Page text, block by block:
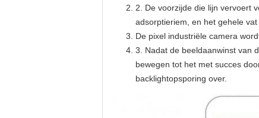
2. De voorzijde die lijn vervoert
adsorptieriem, en het gehele
De pixel industriële camera
3. Nadat de beeldaanwinst van
bewegen tot het met succes
backlightopsporing over.